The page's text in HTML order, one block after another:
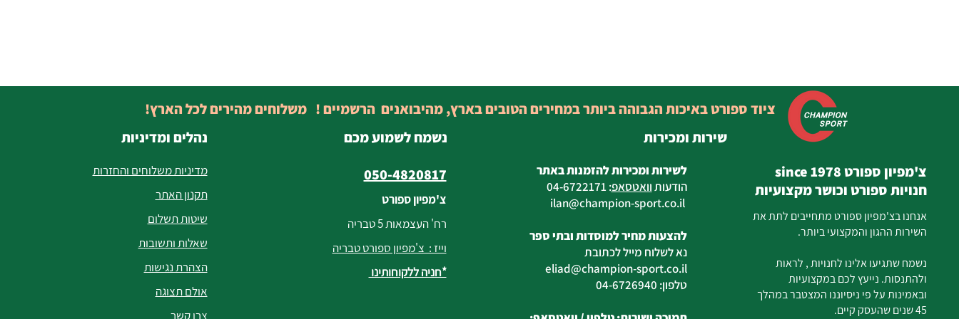
נהלים ומדיניות
מדיניות משלוחים והחזרות
תקנון האתר
שיטות תשלום
שאלות ותשובות
הצהרת נגישות
אולם תצוגה
צרו קשר
נשמח לשמוע מכם
050-4820817
צ'מפיון ספורט
רח' העצמאות 5 טבריה
וייז : צ'מפיון ספורט טבריה
*חניה ללקוחותינו
לשירות ומכירות להזמנות באתר
הודעותוואטסאפ:
04-6722171
ilan
@champion-sport.co.il
להצעות מחיר למוסדות ובתי ספר
נא לשלוח מייל לכתובת
eliad@champion-sport.co.il
טלפון: 04-6726940
צ'מפיון ספורט since 1978
חנויות ספורט וכושר מקצועיות
אנחנו בצ'מפיון ספורט מתחייבים לתת את
השירות ההגון והמקצועי ביותר.
נשמח שתגיעו אלינו לחנויות , לראות
ולהתנסות. נייעץ לכם במקצועיות
ובאמינות על פי ניסיוננו המצטבר במהלך
45 שנים שהעסק קיים.
שירות ומכירות
ציוד ספורט באיכות הגבוהה ביותר במחירים הטובים בארץ, מהיבואנים הרשמיים ! משלוחים מהירים לכל הארץ!